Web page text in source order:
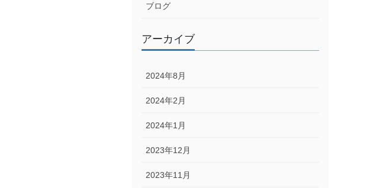
ブログ
アーカイブ
2024年8月
2024年2月
2024年1月
2023年12月
2023年11月